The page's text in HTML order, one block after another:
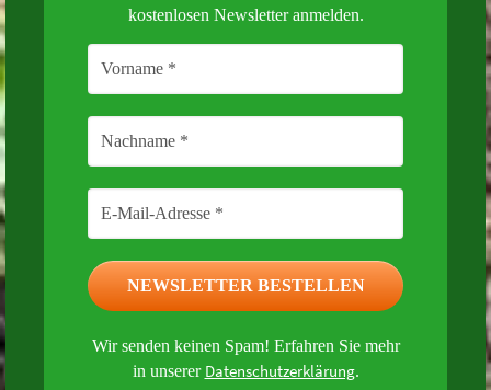
kostenlosen Newsletter anmelden.
Wir senden keinen Spam! Erfahren Sie mehr
in unserer Datenschutzerklärung.